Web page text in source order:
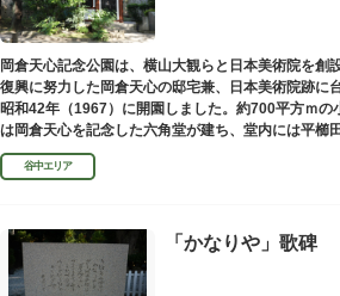
岡倉天心記念公園は、横山大観らと日本美術院を創
復興に努力した岡倉天心の邸宅兼、日本美術院跡に
昭和42年（1967）に開園しました。約700平方ｍの
は岡倉天心を記念した六角堂が建ち、堂内には平櫛
されています。
谷中エリア
「かなりや」歌碑